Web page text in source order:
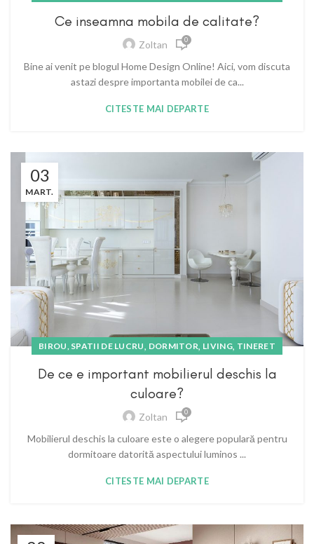
Ce inseamna mobila de calitate?
Zoltan 0
Bine ai venit pe blogul Home Design Online! Aici, vom discuta
astazi despre importanta mobilei de ca...
CITESTE MAI DEPARTE
03
MART.
BIROU, SPATII DE LUCRU, DORMITOR, LIVING, TINERET
De ce e important mobilierul deschis la
culoare?
Zoltan 0
Mobilierul deschis la culoare este o alegere populară pentru
dormitoare datorită aspectului luminos ...
CITESTE MAI DEPARTE